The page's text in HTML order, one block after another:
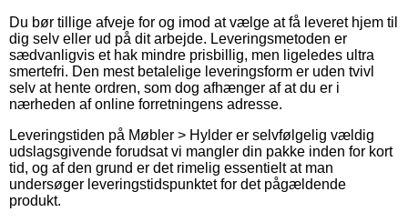
Du bør tillige afveje for og imod at vælge at få leveret hjem til
dig selv eller ud på dit arbejde. Leveringsmetoden er
sædvanligvis et hak mindre prisbillig, men ligeledes ultra
smertefri. Den mest betalelige leveringsform er uden tvivl
selv at hente ordren, som dog afhænger af at du er i
nærheden af online forretningens adresse.
Leveringstiden på Møbler > Hylder er selvfølgelig vældig
udslagsgivende forudsat vi mangler din pakke inden for kort
tid, og af den grund er det rimelig essentielt at man
undersøger leveringstidspunktet for det pågældende
produkt.